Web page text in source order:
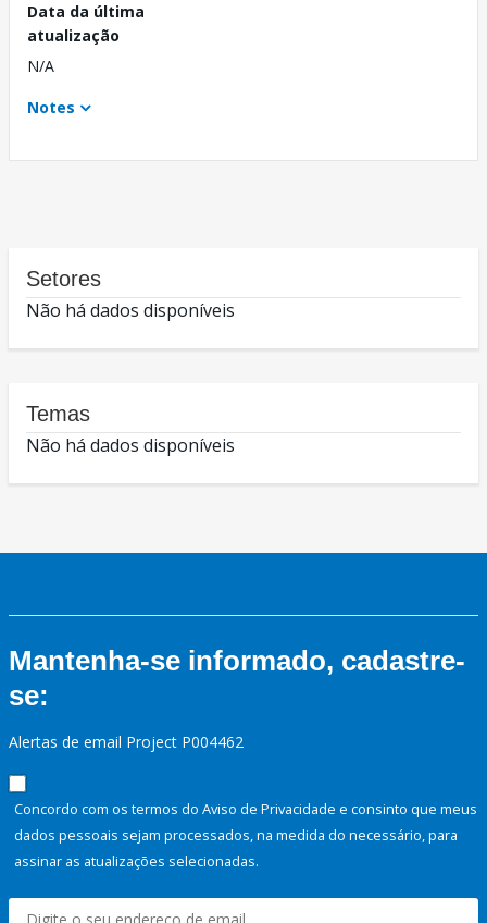
Data da última
atualização
N/A
Notes
Setores
Não há dados disponíveis
Temas
Não há dados disponíveis
Mantenha-se informado, cadastre-
se:
Alertas de email Project P004462
Concordo com os termos do Aviso de Privacidade e consinto que meus
dados pessoais sejam processados, na medida do necessário, para
assinar as atualizações selecionadas.